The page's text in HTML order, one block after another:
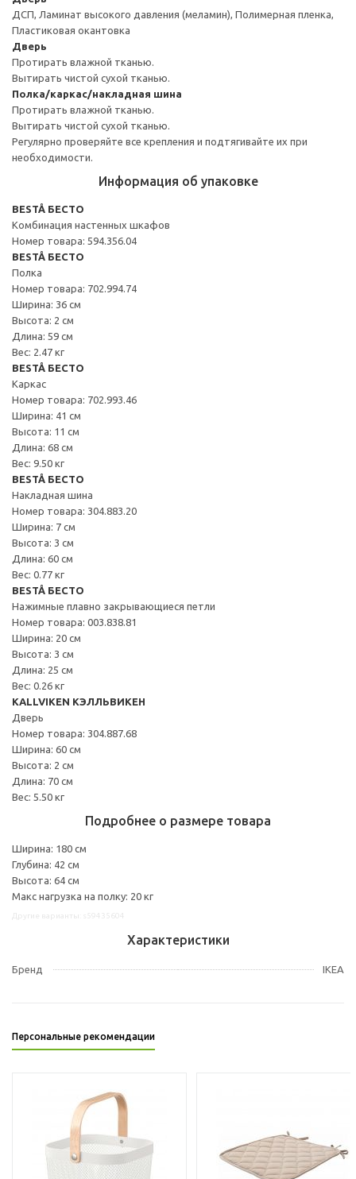
ДСП, Ламинат высокого давления (меламин), Полимерная пленка,
Пластиковая окантовка
Дверь
Протирать влажной тканью.
Вытирать чистой сухой тканью.
Полка/каркас/накладная шина
Протирать влажной тканью.
Вытирать чистой сухой тканью.
Регулярно проверяйте все крепления и подтягивайте их при
необходимости.
Информация об упаковке
BESTÅ БЕСТО
Комбинация настенных шкафов
Номер товара: 594.356.04
BESTÅ БЕСТО
Полка
Номер товара: 702.994.74
Ширина: 36 см
Высота: 2 см
Длина: 59 см
Вес: 2.47 кг
BESTÅ БЕСТО
Каркас
Номер товара: 702.993.46
Ширина: 41 см
Высота: 11 см
Длина: 68 см
Вес: 9.50 кг
BESTÅ БЕСТО
Накладная шина
Номер товара: 304.883.20
Ширина: 7 см
Высота: 3 см
Длина: 60 см
Вес: 0.77 кг
BESTÅ БЕСТО
Нажимные плавно закрывающиеся петли
Номер товара: 003.838.81
Ширина: 20 см
Высота: 3 см
Длина: 25 см
Вес: 0.26 кг
KALLVIKEN КЭЛЛЬВИКЕН
Дверь
Номер товара: 304.887.68
Ширина: 60 см
Высота: 2 см
Длина: 70 см
Вес: 5.50 кг
Подробнее о размере товара
Ширина: 180 см
Глубина: 42 см
Высота: 64 см
Макс нагрузка на полку: 20 кг
Характеристики
Бренд IKEA
Персональные рекомендации